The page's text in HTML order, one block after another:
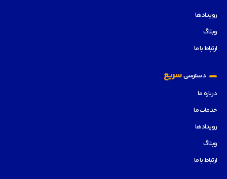
رویدادها
وبلاگ
ارتباط با ما
دسترسیسریع
درباره ما
خدمات ما
رویدادها
وبلاگ
ارتباط با ما